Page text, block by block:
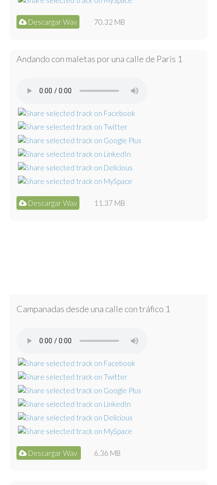
Descargar Wav 70.32 MB
Andando con maletas por una calle de Paris 1
Descargar Wav 11.37 MB
Campanadas desde una calle con tráfico 1
Descargar Wav 6.36 MB